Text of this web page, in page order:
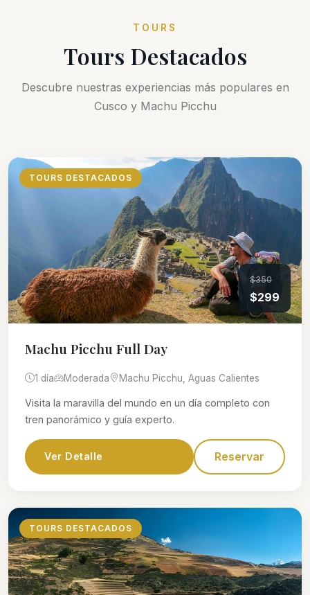
TOURS
Tours Destacados
Descubre nuestras experiencias más populares en
Cusco y Machu Picchu
TOURS DESTACADOS
$350
$299
Machu Picchu Full Day
1 día Moderada Machu Picchu, Aguas Calientes
Visita la maravilla del mundo en un día completo con
tren panorámico y guía experto.
Ver Detalle Reservar
TOURS DESTACADOS